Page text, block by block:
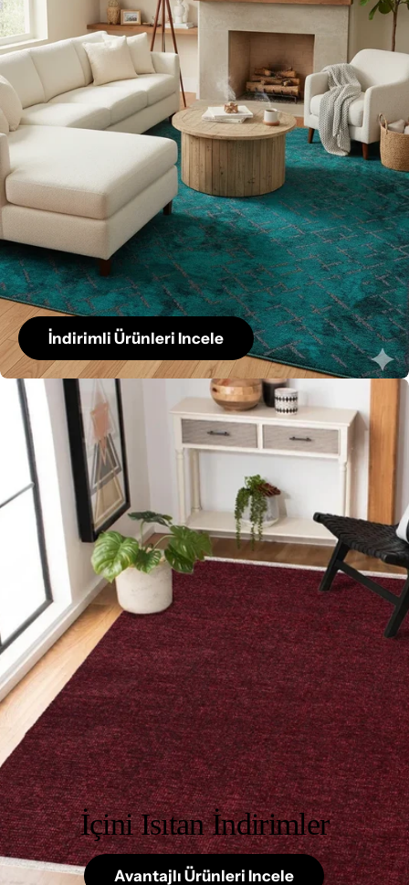
İndirimli Ürünleri Incele
İçini Isıtan İndirimler
Avantajlı Ürünleri Incele